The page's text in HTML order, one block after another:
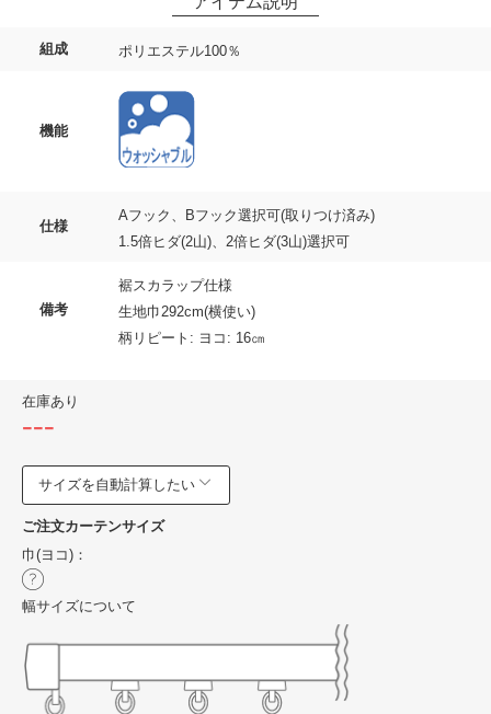
組成 ポリエステル100％
機能
仕様
Aフック、Bフック選択可(取りつけ済み)
1.5倍ヒダ(2山)、2倍ヒダ(3山)選択可
備考
裾スカラップ仕様
生地巾292cm(横使い)
柄リピート: ヨコ: 16㎝
在庫あり
---
サイズを自動計算したい
ご注文カーテンサイズ
巾(ヨコ)：
幅サイズについて